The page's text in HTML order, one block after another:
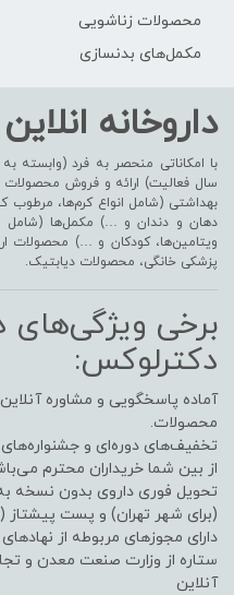
محصولات زناشویی
مکمل‌های بدنسازی
داروخانه انلاین
سال فعالیت) ارائه و فروش محصولات
بهداشتی (شامل انواع کرم‌ها، مرطوب
دهان و دندان و …) مکمل‌ها (شامل
ویتامین‌ها، کودکان و …) محصولات
پزشکی خانگی، محصولات دیابتیک.
برخی ویژگی‌های
دکترلوکس:
آماده پاسخگویی و مشاوره
محصولات.
تخفیف‌های دوره‌ای و
از بین شما خریداران محترم
تحویل فوری داروی بدون نسخه
(برای شهر تهران) و پست پیشتاز
دارای مجوزهای مربوطه از
ستاره از وزارت صنعت معدن و
آنلاین